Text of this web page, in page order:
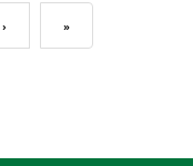
› »